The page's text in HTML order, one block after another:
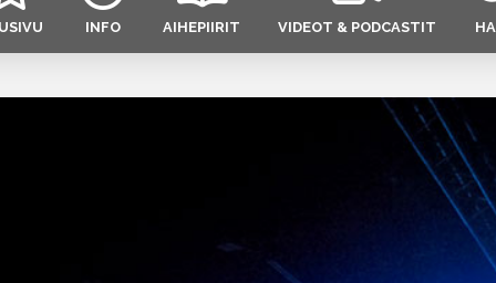
INFO AIHEPIIRIT VIDEOT & PODCASTIT